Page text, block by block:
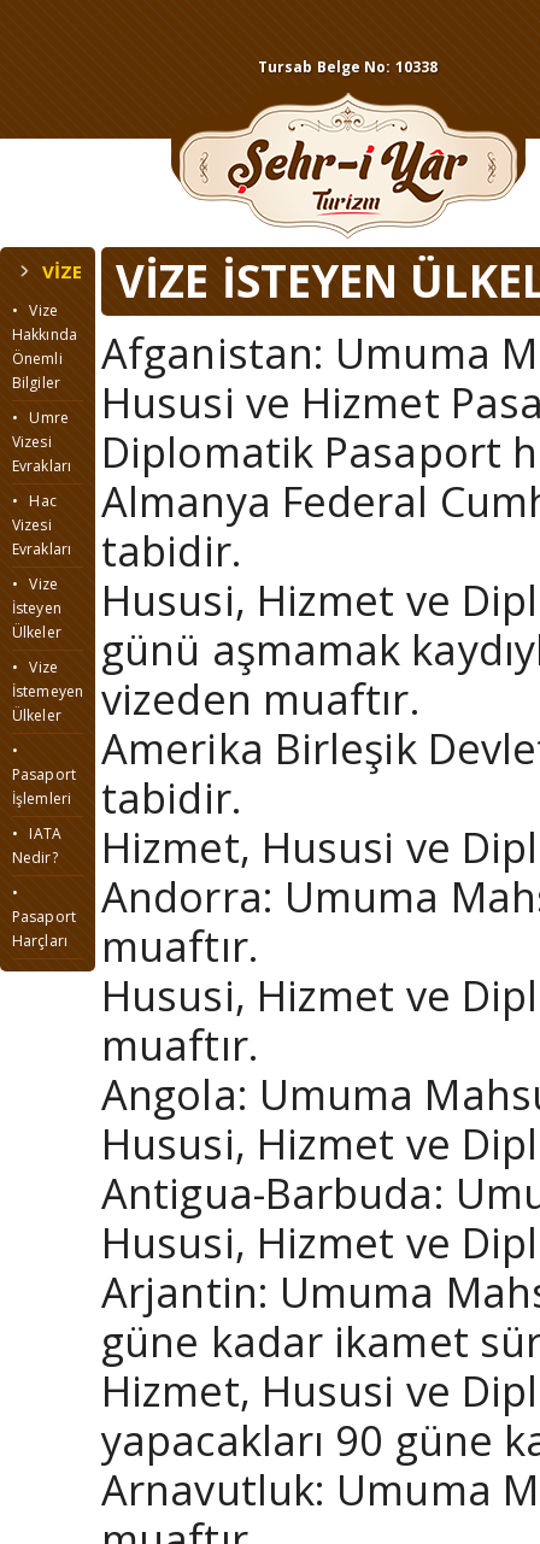
Tursab Belge No: 10338
VİZE
• Vize
Hakkında
Önemli
Bilgiler
• Umre
Vizesi
Evrakları
• Hac
Vizesi
Evrakları
• Vize
İsteyen
Ülkeler
• Vize
İstemeyen
Ülkeler
•
Pasaport
İşlemleri
• IATA
Nedir?
•
Pasaport
Harçları
VİZE İSTEYEN
Afganistan: Umuma
Hususi ve Hizmet
Diplomatik Pasaport
Almanya Federal
tabidir.
Hususi, Hizmet ve
günü aşmamak
vizeden muaftır.
Amerika Birleşik
tabidir.
Hizmet, Hususi ve
Andorra: Umuma
muaftır.
Hususi, Hizmet ve
muaftır.
Angola: Umuma
Hususi, Hizmet ve
Antigua-Barbuda:
Hususi, Hizmet ve
Arjantin: Umuma
güne kadar ikamet
Hizmet, Hususi ve
yapacakları 90 güne
Arnavutluk: Umuma